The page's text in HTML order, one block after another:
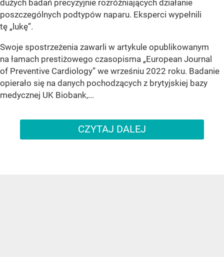
dużych badań precyzyjnie rozróżniających działanie
poszczególnych podtypów naparu. Eksperci wypełnili
tę „lukę”.
Swoje spostrzeżenia zawarli w artykule opublikowanym
na łamach prestiżowego czasopisma „European Journal
of Preventive Cardiology” we wrześniu 2022 roku. Badanie
opierało się na danych pochodzących z brytyjskiej bazy
medycznej UK Biobank,...
CZYTAJ DALEJ